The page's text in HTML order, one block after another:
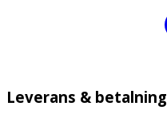
Leverans & betalning